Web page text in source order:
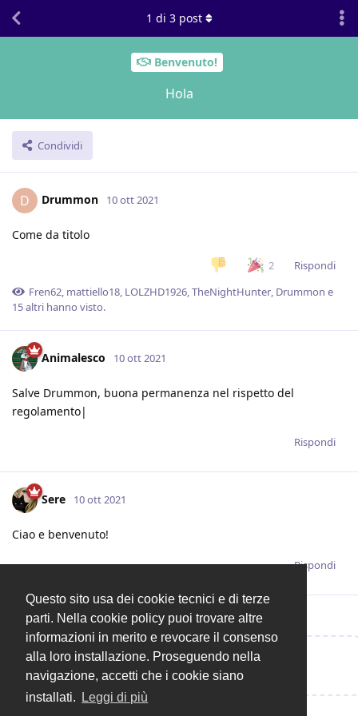
Questo sito usa dei cookie tecnici e di terze
parti. Nella cookie policy puoi trovare altre
informazioni in merito e revocare il consenso
alla loro installazione. Proseguendo nella
navigazione, accetti che i cookie siano
installati.
Leggi di più
Benvenuto!
Hola
Condividi
1 di 3post
D Drummon 10 ott 2021
Come da titolo
2
Rispondi
Fren62, mattiello18, LOLZHD1926,TheNightHunter, Drummon e
15altri hanno visto.
Animalesco 10 ott 2021
Salve Drummon, buona permanenza nel rispetto del
regolamento|
Rispondi
Sere 10 ott 2021
Ciao e benvenuto!
Rispondi
Rispondi alla discussione...